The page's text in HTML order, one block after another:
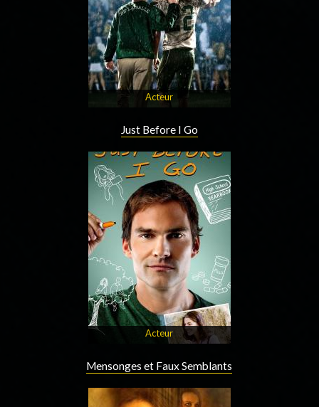
Acteur
Just Before I Go
Acteur
Mensonges et Faux Semblants